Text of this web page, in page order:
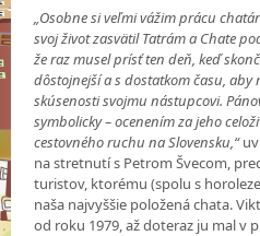
„Osobne si veľmi vážim prácu
svoj život zasvätil Tatrám a Chate
že raz musel prísť ten deň, keď
dôstojnejší a s dostatkom času,
skúsenosti svojmu nástupcovi.
symbolicky – ocenením za jeho
cestovného ruchu na Slovensku,“
na stretnutí s Petrom Švecom,
turistov, ktorému (spolu s
naša najvyššie položená chata.
od roku 1979, až doteraz ju mal v